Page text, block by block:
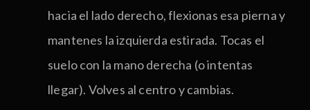
hacia el lado derecho, flexionas esa pierna y
mantenes la izquierda estirada. Tocas el
suelo con la mano derecha (o intentas
llegar). Volves al centro y cambias.